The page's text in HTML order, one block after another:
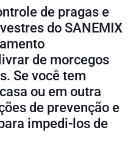
de pragas e
do SANEMIX
de morcegos
Se você tem
ou em outra
de prevenção e
impedi-los de